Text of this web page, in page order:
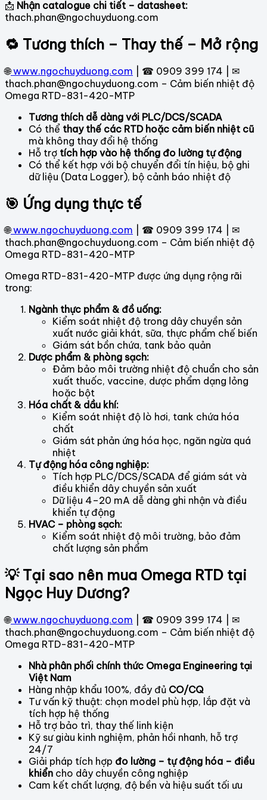
📩 Nhận catalogue chi tiết – datasheet:
thach.phan@ngochuyduong.com
🔁 Tương thích – Thay thế – Mở rộng
🌐 www.ngochuyduong.com | ☎ 0909 399 174 | ✉
thach.phan@ngochuyduong.com – Cảm biến nhiệt độ
Omega RTD-831-420-MTP
Tương thích dễ dàng với PLC/DCS/SCADA
Có thể thay thế các RTD hoặc cảm biến nhiệt cũ
mà không thay đổi hệ thống
Hỗ trợ tích hợp vào hệ thống đo lường tự động
Có thể kết hợp với bộ chuyển đổi tín hiệu, bộ ghi
dữ liệu (Data Logger), bộ cảnh báo nhiệt độ
🎯 Ứng dụng thực tế
🌐 www.ngochuyduong.com | ☎ 0909 399 174 | ✉
thach.phan@ngochuyduong.com – Cảm biến nhiệt độ
Omega RTD-831-420-MTP
Omega RTD-831-420-MTP được ứng dụng rộng rãi
trong:
Ngành thực phẩm & đồ uống:
Kiểm soát nhiệt độ trong dây chuyền sản
xuất nước giải khát, sữa, thực phẩm chế biến
Giám sát bồn chứa, tank bảo quản
Dược phẩm & phòng sạch:
Đảm bảo môi trường nhiệt độ chuẩn cho sản
xuất thuốc, vaccine, dược phẩm dạng lỏng
hoặc bột
Hóa chất & dầu khí:
Kiểm soát nhiệt độ lò hơi, tank chứa hóa
chất
Giám sát phản ứng hóa học, ngăn ngừa quá
nhiệt
Tự động hóa công nghiệp:
Tích hợp PLC/DCS/SCADA để giám sát và
điều khiển dây chuyền sản xuất
Dữ liệu 4–20 mA dễ dàng ghi nhận và điều
khiển tự động
HVAC – phòng sạch:
Kiểm soát nhiệt độ môi trường, bảo đảm
chất lượng sản phẩm
💡 Tại sao nên mua Omega RTD tại
Ngọc Huy Dương?
🌐 www.ngochuyduong.com | ☎ 0909 399 174 | ✉
thach.phan@ngochuyduong.com – Cảm biến nhiệt độ
Omega RTD-831-420-MTP
Nhà phân phối chính thức Omega Engineering tại
Việt Nam
Hàng nhập khẩu 100%, đầy đủ CO/CQ
Tư vấn kỹ thuật: chọn model phù hợp, lắp đặt và
tích hợp hệ thống
Hỗ trợ bảo trì, thay thế linh kiện
Kỹ sư giàu kinh nghiệm, phản hồi nhanh, hỗ trợ
24/7
Giải pháp tích hợp đo lường – tự động hóa – điều
khiển cho dây chuyền công nghiệp
Cam kết chất lượng, độ bền và hiệu suất tối ưu